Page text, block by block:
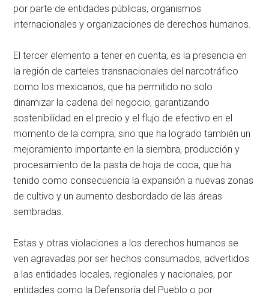
por parte de entidades públicas, organismos
internacionales y organizaciones de derechos humanos.
El tercer elemento a tener en cuenta, es la presencia en
la región de carteles transnacionales del narcotráfico
como los mexicanos, que ha permitido no solo
dinamizar la cadena del negocio, garantizando
sostenibilidad en el precio y el flujo de efectivo en el
momento de la compra, sino que ha logrado también un
mejoramiento importante en la siembra, producción y
procesamiento de la pasta de hoja de coca, que ha
tenido como consecuencia la expansión a nuevas zonas
de cultivo y un aumento desbordado de las áreas
sembradas.
Estas y otras violaciones a los derechos humanos se
ven agravadas por ser hechos consumados, advertidos
a las entidades locales, regionales y nacionales, por
entidades como la Defensoría del Pueblo o por